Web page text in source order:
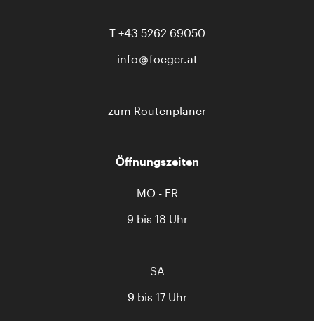
T +43 5262 69050
info
foeger.at
zum Routenplaner
Öffnungszeiten
MO - FR
9 bis 18 Uhr
SA
9 bis 17 Uhr